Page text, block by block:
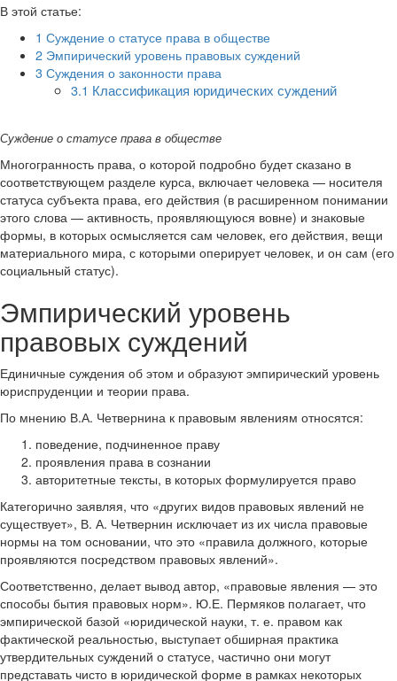
В этой статье:
1 Суждение о статусе права в обществе
2 Эмпирический уровень правовых суждений
3 Суждения о законности права
3.1 Классификация юридических суждений
Суждение о статусе права в обществе
Многогранность права, о которой подробно будет сказано в
соответствующем разделе курса, включает человека — носителя
статуса субъекта права, его действия (в расширенном понимании
этого слова — активность, проявляющуюся вовне) и знаковые
формы, в которых осмысляется сам человек, его действия, вещи
материального мира, с которыми оперирует человек, и он сам (его
социальный статус).
Эмпирический уровень
правовых суждений
Единичные суждения об этом и образуют эмпирический уровень
юриспруденции и теории права.
По мнению В.А. Четвернина к правовым явлениям относятся:
поведение, подчиненное праву
проявления права в сознании
авторитетные тексты, в которых формулируется право
Категорично заявляя, что «других видов правовых явлений не
существует», В. А. Четвернин исключает из их числа правовые
нормы на том основании, что это «правила должного, которые
проявляются посредством правовых явлений».
Соответственно, делает вывод автор, «правовые явления — это
способы бытия правовых норм». Ю.Е. Пермяков полагает, что
эмпирической базой «юридической науки, т. е. правом как
фактической реальностью, выступает обширная практика
утвердительных суждений о статусе, частично они могут
представать чисто в юридической форме в рамках некоторых